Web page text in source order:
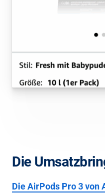
Die
Die AirPods Pro 3 von